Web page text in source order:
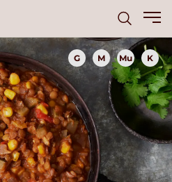
G M Mu K